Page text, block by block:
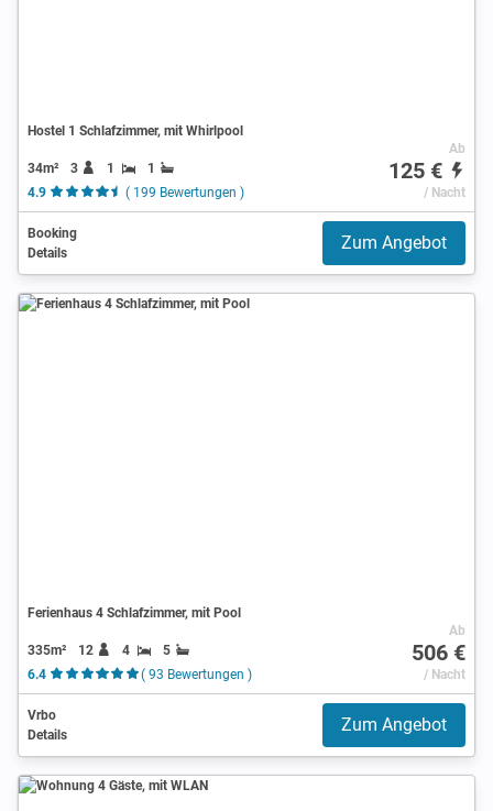
Hostel 1 Schlafzimmer, mit Whirlpool
34m² 3 1
1
4.9
( 199 Bewertungen )
Ab
125 €
/ Nacht
Booking
Details
Zum Angebot
Ferienhaus 4 Schlafzimmer, mit Pool
335m² 12 4
5
6.4
( 93 Bewertungen )
Ab
506 €
/ Nacht
Vrbo
Details
Zum Angebot